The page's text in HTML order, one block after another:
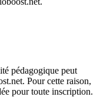
pédagogique peut
Pour cette raison,
pour toute inscription.